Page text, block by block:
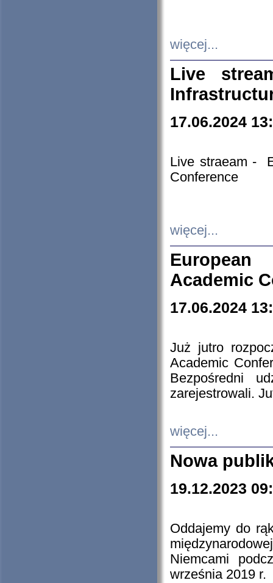
więcej...
Live
17.06.2024
Live straeam -
Conference
więcej...
European
Academic
17.06.2024
Już jutro
Academic
Bezpośredni
zarejestrowali.
więcej...
Nowa
19.12.2023
Oddajemy do
Niemcami
września 2019 r.